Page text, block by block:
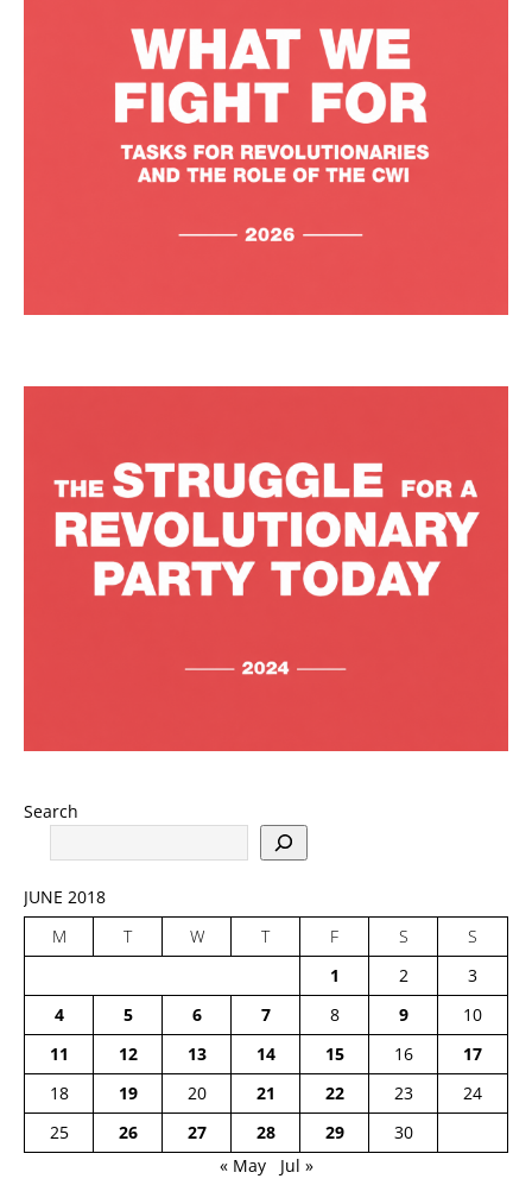
Search
JUNE 2018
M
T W T F S
S
1
2
3
4
5 6 7 8 9
10
11
12 13 14 15 16
17
18
19 20 21 22 23
24
25
26 27 28 29
30
« May
Jul »